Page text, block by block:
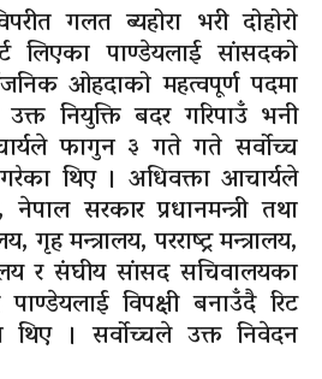
गलत ब्यहोरा भरी दोहोरो
लिएका पाण्डेयलाई सांसदको
ओहदाको महत्वपूर्ण पदमा
नियुक्ति बदर गरिपाउँ भनी
फागुन ३ गते गते सर्वोच्च
थिए । अधिवक्ता आचार्यले
नेपाल सरकार प्रधानमन्त्री तथा
गृह मन्त्रालय, परराष्ट्र मन्त्रालय,
र संघीय सांसद सचिवालयका
विपक्षी बनाउँदै रिट
थिए । सर्वोच्चले उक्त निवेदन